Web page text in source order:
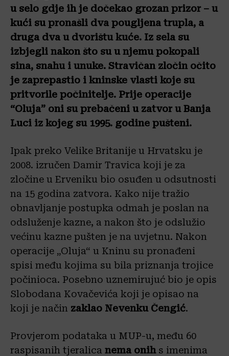
u selo gdje ih je dočekao grozan prizor – u
kući su pronašli dva pougljena trupla, a
druga dva u dvorištu kuće. Iz sela su
izbjegli nakon što su u njemu pokopali
sina, snahu i unuke. Stravičan zločin očito
je zaprepastio i kninske vlasti koje su
pritvorile počinitelje. Prije operacije
“Oluja” oni su prebačeni u zatvor u Banja
Luci iz kojeg su 1995. godine pušteni.
Ipak preko Velike Britanije u Hrvatsku je
2008. izručen Damir Travica koji je za
zločine u Erveniku bio osuđen u odsutnosti
na 15 godina zatvora. Kako nije tražio
obnavljanje postupka odmah je poslan na
odsluženje kazne, a nakon što je odslužio
većinu kazne pušten je na uvjetnu. Nakon
operacije „Oluja“ u Kninu su pronađeni
spisi među kojima su bila priznanja trojice
počinioca. Posebno uznemirujuć bio je opis
Slobodana Kovačevića koji je opisao na
koji je način zaklao Nevenku Čengić.
Provjerom podataka u MUP-u, među 60
raspisanih tjeralica nema onihs imenima